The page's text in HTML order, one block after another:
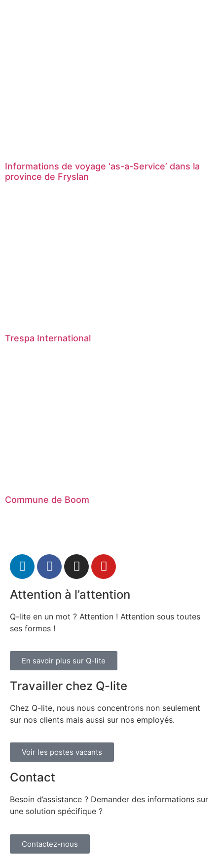
Informations de voyage ‘as-a-Service’ dans la
province de Fryslan
Trespa International
Commune de Boom
Attention à l’attention
Q-lite en un mot ? Attention ! Attention sous toutes
ses formes !
En savoir plus sur Q-lite
Travailler chez Q-lite
Chez Q-lite, nous nous concentrons non seulement
sur nos clients mais aussi sur nos employés.
Voir les postes vacants
Contact
Besoin d’assistance ? Demander des informations sur
une solution spécifique ?
Contactez-nous